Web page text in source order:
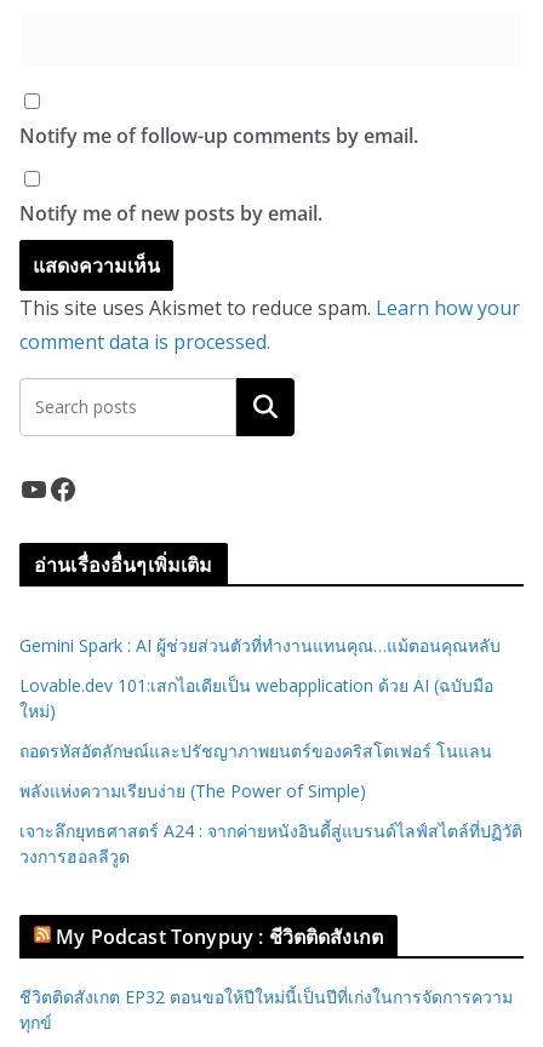
Notify me of follow-up comments by email.
Notify me of new posts by email.
This site uses Akismet to reduce spam. Learn how your
comment data is processed.
ค้นหา
YouTube Facebook
อ่านเรื่องอื่นๆเพิ่มเติม
Gemini Spark : AI ผู้ช่วยส่วนตัวที่ทำงานแทนคุณ…แม้ตอนคุณหลับ
Lovable.dev 101:เสกไอเดียเป็น webapplication ด้วย AI (ฉบับมือ
ใหม่)
ถอดรหัสอัตลักษณ์และปรัชญาภาพยนตร์ของคริสโตเฟอร์ โนแลน
พลังแห่งความเรียบง่าย (The Power of Simple)
เจาะลึกยุทธศาสตร์ A24 : จากค่ายหนังอินดี้สู่แบรนด์ไลฟ์สไตล์ที่ปฏิวัติ
วงการฮอลลีวูด
My Podcast Tonypuy : ชีวิตติดสังเกต
ชีวิตติดสังเกต EP32 ตอนขอให้ปีใหม่นี้เป็นปีที่เก่งในการจัดการความ
ทุกข์